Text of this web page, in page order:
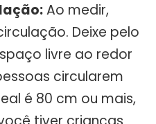
Ao medir,
Deixe pelo
livre ao redor
circularem
é 80 cm ou mais,